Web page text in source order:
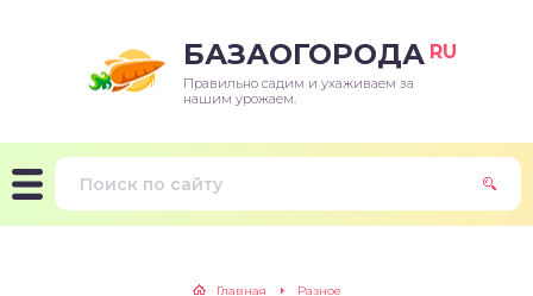
БАЗАОГОРОДА RU
Правильно садим и ухаживаем за
нашим урожаем.
Главная Разное